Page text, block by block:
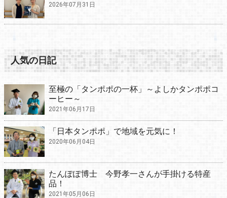
2026年07月31日
人気の日記
至極の「タンポポの一杯」～よしかタンポポコ
ーヒー～
2021年06月17日
「日本タンポポ」で地域を元気に！
2020年06月04日
たんぽぽ博士 今野孝一さんが手掛ける特産
品！
2021年05月06日